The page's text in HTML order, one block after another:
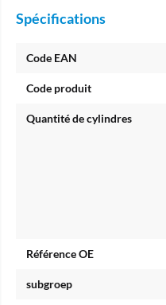
Spécifications
Code EAN
Code produit
Quantité de cylindres
Référence OE
subgroep